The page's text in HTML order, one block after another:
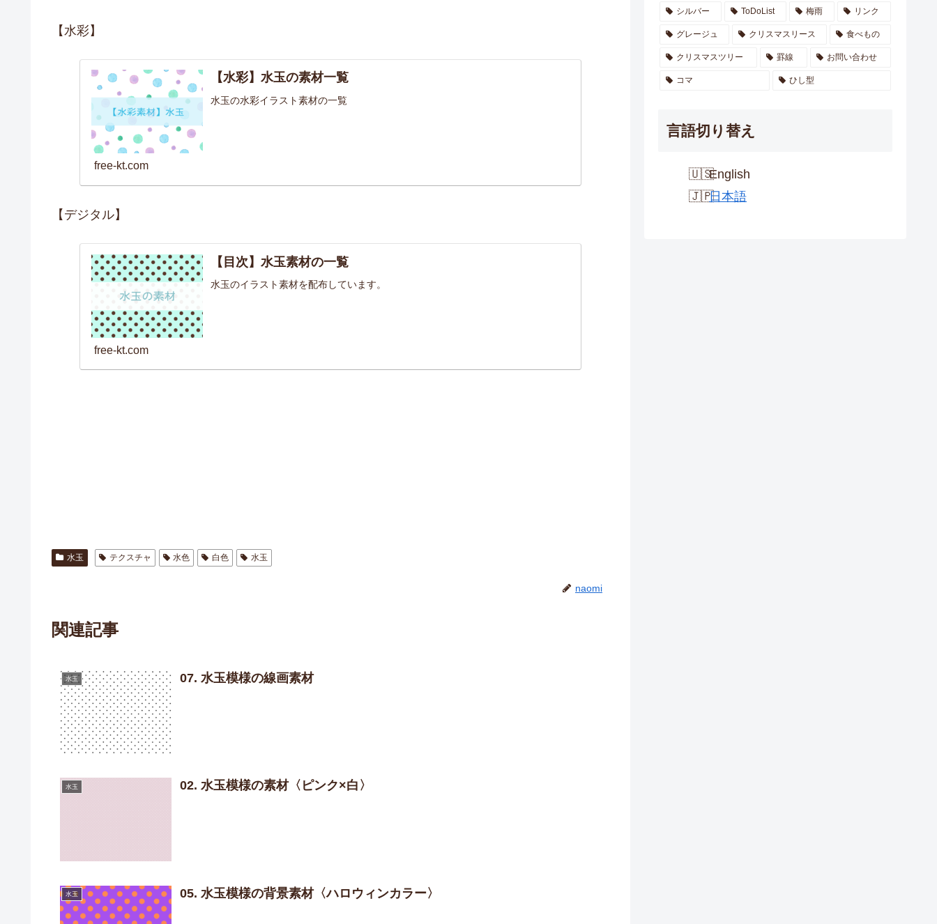
【水彩】
【水彩】水玉の素材一覧
水玉の水彩イラスト素材の一覧
free-kt.com
【デジタル】
【目次】水玉素材の一覧
水玉のイラスト素材を配布しています。
free-kt.com
水玉 テクスチャ 水色 白色 水玉
naomi
関連記事
水玉 07. 水玉模様の線画素材
水玉 02. 水玉模様の素材〈ピンク×白〉
水玉 05. 水玉模様の背景素材〈ハロウィンカラー〉
シルバー ToDoList 梅雨 リンク
グレージュ クリスマスリース 食べもの
クリスマスツリー 罫線 お問い合わせ
コマ ひし型
言語切り替え
English
日本語